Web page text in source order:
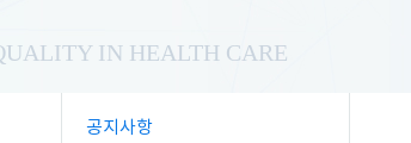
IN HEALTH CARE
공지사항